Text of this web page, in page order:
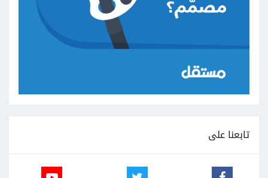
تابعنا على